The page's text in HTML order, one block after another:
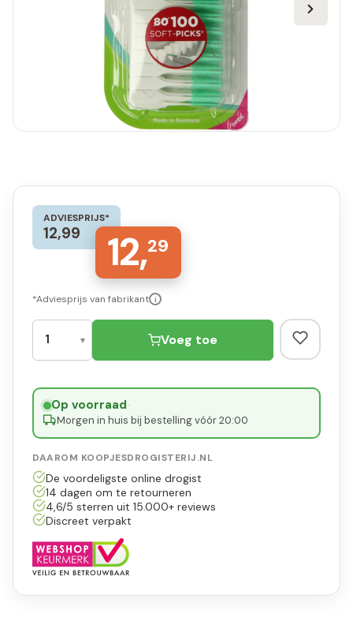
ADVIESPRIJS*
12,99 12,29
*Adviesprijs van fabrikant i
Voeg toe
Op voorraad·
Morgen in huis bij bestelling vóór 20:00
DAAROM KOOPJESDROGISTERIJ.NL
De voordeligste online drogist
14 dagen om te retourneren
4,6/5 sterren uit 15.000+ reviews
Discreet verpakt